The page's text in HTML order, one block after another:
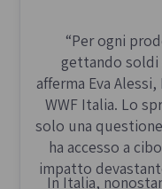
“Per ogni
gettando soldi
afferma Eva Alessi,
WWF Italia. Lo
solo una
ha accesso a
impatto
In Italia,